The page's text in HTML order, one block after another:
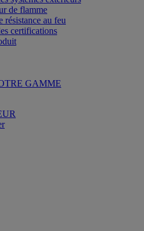
de flamme
résistance au feu
certifications
GAMME